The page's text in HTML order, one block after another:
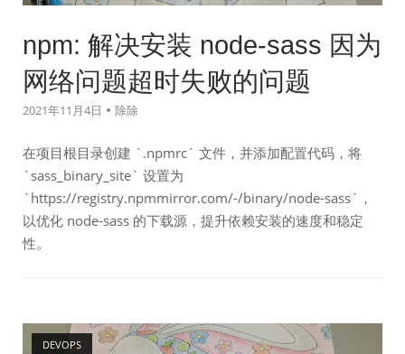
npm: 解决安装 node-sass 因为
网络问题超时失败的问题
2021年11月4日 除除
在项目根目录创建 `.npmrc` 文件，并添加配置代码，将
`sass_binary_site` 设置为
`https://registry.npmmirror.com/-/binary/node-sass`，
以优化 node-sass 的下载源，提升依赖安装的速度和稳定
性。
DEVOPS
Open post